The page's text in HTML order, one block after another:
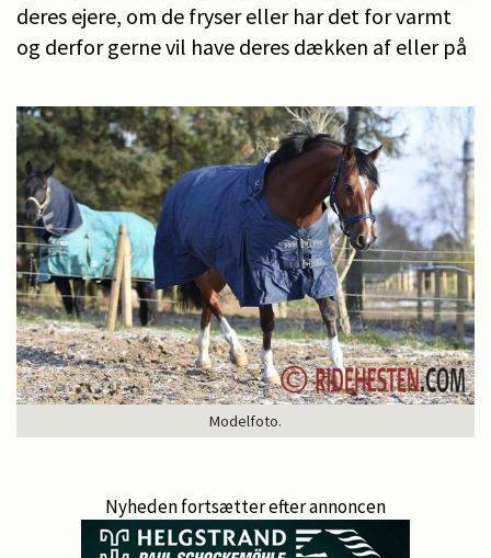
deres ejere, om de fryser eller har det for varmt
og derfor gerne vil have deres dækken af eller på
Modelfoto.
Nyheden fortsætter efter annoncen